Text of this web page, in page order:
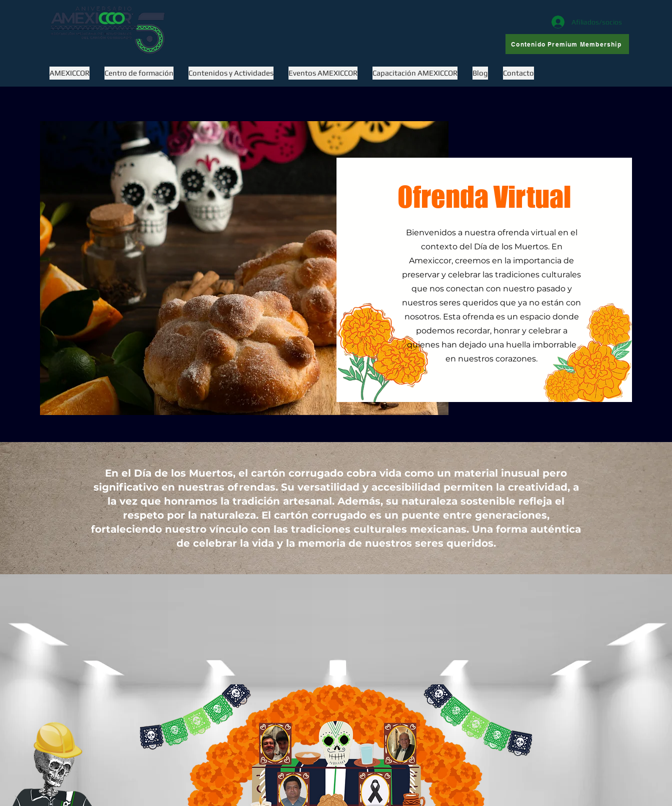
Afiliados/socios
Contenido Premium Membership
AMEXICCOR Centro de formación Contenidos y Actividades Eventos AMEXICCOR Capacitación AMEXICCOR Blog Contacto
Ofrenda Virtual
Bienvenidos a nuestra ofrenda virtual en el
contexto del Día de los Muertos. En
Amexiccor, creemos en la importancia de
preservar y celebrar las tradiciones culturales
que nos conectan con nuestro pasado y
nuestros seres queridos que ya no están con
nosotros. Esta ofrenda es un espacio donde
podemos recordar, honrar y celebrar a
quienes han dejado una huella imborrable
en nuestros corazones.
En el Día de los Muertos, el cartón corrugado cobra vida como un material inusual pero
significativo en nuestras ofrendas. Su versatilidad y accesibilidad permiten la creatividad, a
la vez que honramos la tradición artesanal. Además, su naturaleza sostenible refleja el
respeto por la naturaleza. El cartón corrugado es un puente entre generaciones,
fortaleciendo nuestro vínculo con las tradiciones culturales mexicanas. Una forma auténtica
de celebrar la vida y la memoria de nuestros seres queridos.